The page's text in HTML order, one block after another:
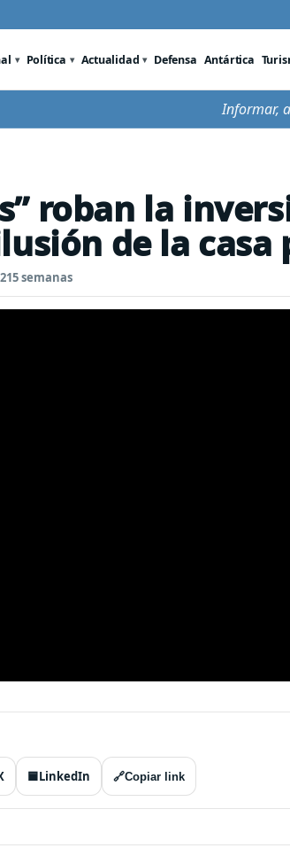
Política Actualidad Defensa Antártica
Informar,
roban la
de la casa
semanas
🟦LinkedIn 🔗Copiar link